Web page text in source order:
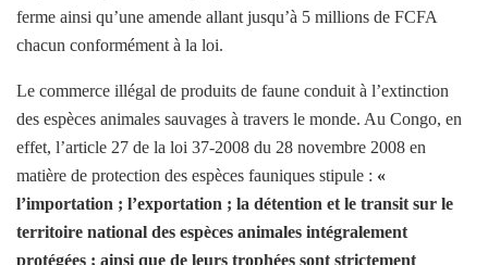
ferme ainsi qu’une amende allant jusqu’à 5 millions de FCFA
chacun conformément à la loi.
Le commerce illégal de produits de faune conduit à l’extinction
des espèces animales sauvages à travers le monde. Au Congo, en
effet, l’article 27 de la loi 37-2008 du 28 novembre 2008 en
matière de protection des espèces fauniques stipule : «
l’importation ; l’exportation ; la détention et le transit sur le
territoire national des espèces animales intégralement
protégées ; ainsi que de leurs trophées sont strictement